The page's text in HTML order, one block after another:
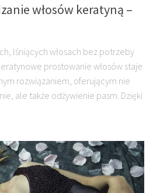
włosów keratyną –
lśniących włosach bez potrzeby
prostowanie włosów staje
rozwiązaniem, oferującym nie
ale także odżywienie pasm. Dzięki